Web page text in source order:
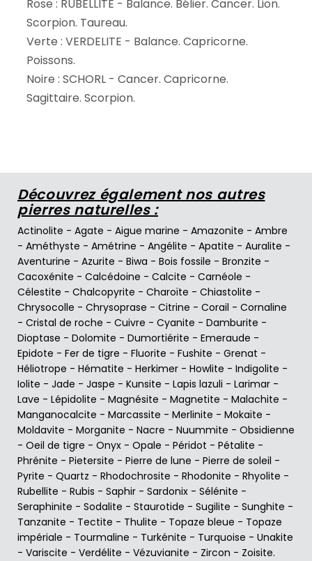
Rose : RUBELLITE - Balance. Bélier. Cancer. Lion.
Scorpion. Taureau.
Verte : VERDELITE - Balance. Capricorne.
Poissons.
Noire : SCHORL - Cancer. Capricorne.
Sagittaire. Scorpion.
Découvrez également nos autres
pierres naturelles :
Actinolite - Agate - Aigue marine - Amazonite - Ambre
- Améthyste - Amétrine - Angélite - Apatite - Auralite -
Aventurine - Azurite - Biwa - Bois fossile - Bronzite -
Cacoxénite - Calcédoine - Calcite - Carnéole -
Célestite - Chalcopyrite - Charoïte - Chiastolite -
Chrysocolle - Chrysoprase - Citrine - Corail - Cornaline
- Cristal de roche - Cuivre - Cyanite - Damburite -
Dioptase - Dolomite - Dumortiérite - Emeraude -
Epidote - Fer de tigre - Fluorite - Fushite - Grenat -
Héliotrope - Hématite - Herkimer - Howlite - Indigolite -
Iolite - Jade - Jaspe - Kunsite - Lapis lazuli - Larimar -
Lave - Lépidolite - Magnésite - Magnetite - Malachite -
Manganocalcite - Marcassite - Merlinite - Mokaïte -
Moldavite - Morganite - Nacre - Nuummite - Obsidienne
- Oeil de tigre - Onyx - Opale - Péridot - Pétalite -
Phrénite - Pietersite - Pierre de lune - Pierre de soleil -
Pyrite - Quartz - Rhodochrosite - Rhodonite - Rhyolite -
Rubellite - Rubis - Saphir - Sardonix - Sélénite -
Seraphinite - Sodalite - Staurotide - Sugilite - Sunghite -
Tanzanite - Tectite - Thulite - Topaze bleue - Topaze
impériale - Tourmaline - Turkénite - Turquoise - Unakite
- Variscite - Verdélite - Vézuvianite - Zircon - Zoisite.